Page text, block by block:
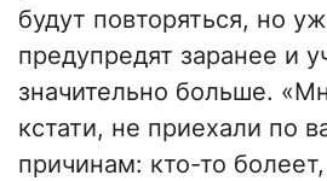
будут повторяться, но
предупредят заранее и
значительно больше.
кстати, не приехали по
причинам: кто-то